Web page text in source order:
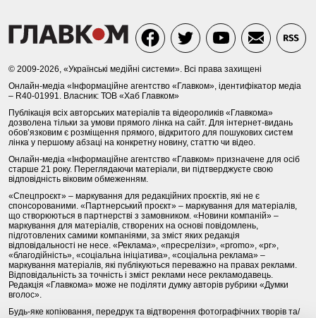
© 2009-2026, «Українські медійні системи». Всі права захищені
Онлайн-медіа «Інформаційне агентство «Главком», ідентифікатор медіа
– R40-01991. Власник: ТОВ «Хаб Главком»
Публікація всіх авторських матеріалів та відеороликів «Главкома»
дозволена тільки за умови прямого лінка на сайт. Для інтернет-видань
обов’язковим є розміщення прямого, відкритого для пошукових систем
лінка у першому абзаці на конкретну новину, статтю чи відео.
Онлайн-медіа «Інформаційне агентство «Главком» призначене для осіб
старше 21 року. Переглядаючи матеріали, ви підтверджуєте свою
відповідність віковим обмеженням.
«Спецпроєкт» – маркування для редакційних проєктів, які не є
спонсорованими. «Партнерський проєкт» – маркування для матеріалів,
що створюються в партнерстві з замовником. «Новини компаній» –
маркування для матеріалів, створених на основі повідомлень,
підготовлених самими компаніями, за зміст яких редакція
відповідальності не несе. «Реклама», «пресрелізи», «promo», «pr»,
«благодійність», «соціальна ініціатива», «соціальна реклама» –
маркування матеріалів, які публікуються переважно на правах реклами.
Відповідальність за точність і зміст реклами несе рекламодавець.
Редакція «Главкома» може не поділяти думку авторів рубрики «Думки
вголос».
Будь-яке копіювання, передрук та відтворення фотографічних творів та/